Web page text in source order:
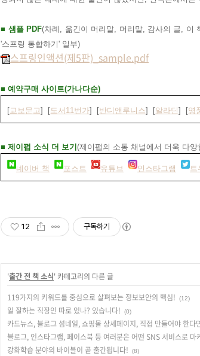
■ 샘플 PDF(차례, 옮긴이 머리말, 머리말, 감사의 글, 이
'스프링 통합하기' 일부)
스프링인액션(제5판)_sample.pdf
■ 예약구매 사이트(가나다순)
[교보문고] [도서11번가] [반디앤루니스] [알라딘] [영
■ 제이펍 소식 더 보기 (제이펍의 소통 채널에서 더욱 다
네이버 책 포스트 유튜브 인스타그램 트
12 구독하기
'출간 전 책 소식' 카테고리의 다른 글
119가지의 키워드를 중심으로 살펴보는 정보보안의 핵심!
(12)
일 잘하는 직장인 따로 있나? 있습니다! (0)
카드뉴스, 블로그 섬네일, 쇼핑몰 상세페이지, 직접 만들어야 한다
블로그, 인스타그램, 페이스북 등 여러분은 어떤 SNS 서비스로 마
강화학습 분야의 바이블이 곧 출간됩니다! (8)